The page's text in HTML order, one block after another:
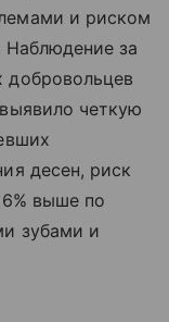
и риском
Наблюдение за
четкую
десен, риск
выше по
зубами и